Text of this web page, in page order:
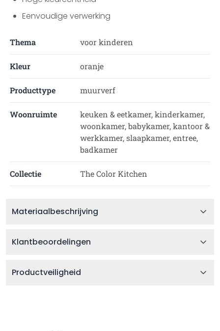
Eenvoudige verwerking
Thema voor kinderen
Kleur oranje
Producttype muurverf
Woonruimte
keuken & eetkamer, kinderkamer,
woonkamer, babykamer, kantoor &
werkkamer, slaapkamer, entree,
badkamer
Collectie The Color Kitchen
Materiaalbeschrijving
Klantbeoordelingen
Productveiligheid